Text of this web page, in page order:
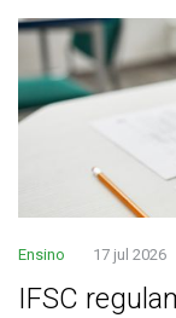
Ensino 17 jul 2026
IFSC